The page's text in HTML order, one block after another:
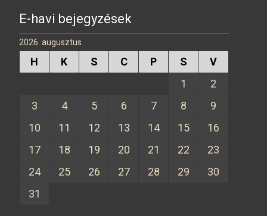
E-havi bejegyzések
2026. augusztus
H K S C P S
V
1
2
3
4 5 6 7 8
9
10
11 12 13 14 15
16
17
18 19 20 21 22
23
24
25 26 27 28 29
30
31